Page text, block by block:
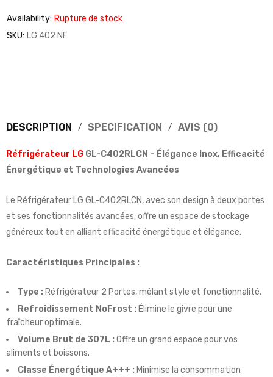
Availability: Rupture de stock
SKU: LG 402 NF
DESCRIPTION SPECIFICATION AVIS (0)
Réfrigérateur LG GL-C402RLCN – Élégance Inox, Efficacité
Énergétique et Technologies Avancées
Le Réfrigérateur LG GL-C402RLCN, avec son design à deux portes
et ses fonctionnalités avancées, offre un espace de stockage
généreux tout en alliant efficacité énergétique et élégance.
Caractéristiques Principales :
Type : Réfrigérateur 2 Portes, mêlant style et fonctionnalité.
Refroidissement NoFrost : Élimine le givre pour une
fraîcheur optimale.
Volume Brut de 307L : Offre un grand espace pour vos
aliments et boissons.
Classe Énergétique A+++ : Minimise la consommation